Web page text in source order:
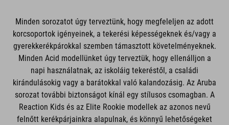
Minden sorozatot úgy terveztünk, hogy megfeleljen az adott
korcsoportok igényeinek, a tekerési képességeknek és/vagy a
gyerekkerékpárokkal szemben támasztott követelményeknek.
Minden Acid modellünket úgy terveztük, hogy ellenálljon a
napi használatnak, az iskoláig tekeréstől, a családi
kirándulásokig vagy a barátokkal való kalandozásig. Az Aruba
sorozat további biztonságot kínál egy stílusos csomagban. A
Reaction Kids és az Elite Rookie modellek az azonos nevű
felnőtt kerékpárjainkra alapulnak, és könnyű lehetőségeket